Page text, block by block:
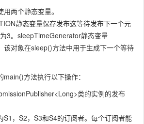
用两个静态变量。
静态变量保存发布这等待发布下一个元
3。 sleepTimeGenerator静态变量
该对象在sleep()方法中用于生成下一个等待
main()方法执行以下操作：
类的实例的发布
S1 ， S2， S3和S4的订阅者。每个订阅者能